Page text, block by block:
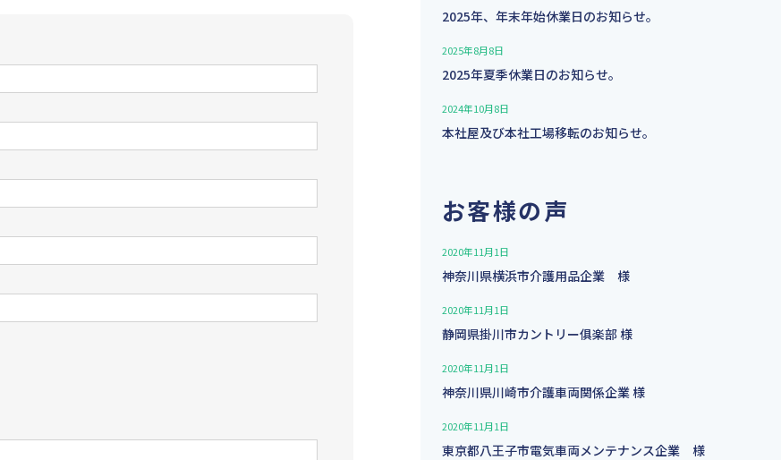
2025年、年末年始休業日のお知らせ。
2025年8月8日
2025年夏季休業日のお知らせ。
2024年10月8日
本社屋及び本社工場移転のお知らせ。
お客様の声
2020年11月1日
神奈川県横浜市介護用品企業 様
2020年11月1日
静岡県掛川市カントリー俱楽部 様
2020年11月1日
神奈川県川崎市介護⾞両関係企業 様
2020年11月1日
東京都八王子市電気車両メンテナンス企業 様